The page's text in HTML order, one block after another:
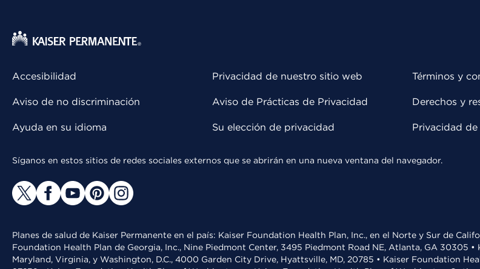
Accesibilidad
Aviso de no discriminación
Ayuda en su idioma
Privacidad de nuestro sitio web
Aviso de Prácticas de Privacidad
Su elección de privacidad
Términos y
Derechos y
Privacidad
Síganos en estos sitios de redes sociales externos que se abrirán en una nueva ventana del navegador.
Planes de salud de Kaiser Permanente en el país: Kaiser Foundation Health Plan, Inc., en el Norte y Sur de
Foundation Health Plan de Georgia, Inc., Nine Piedmont Center, 3495 Piedmont Road NE, Atlanta, GA 30305
Maryland, Virginia, y Washington, D.C., 4000 Garden City Drive, Hyattsville, MD, 20785 • Kaiser Foundation